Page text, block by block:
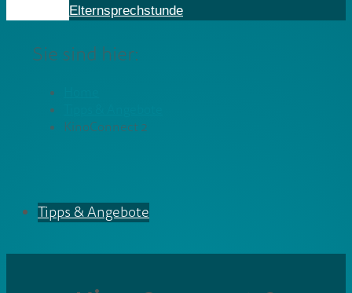
Elternsprechstunde
Sie sind hier:
KinoConnect 2
Tipps & Angebote